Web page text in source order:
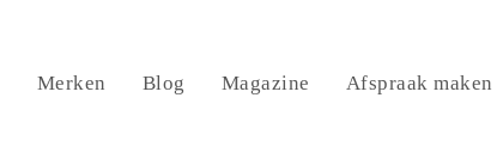
Merken Blog Magazine Afspraak maken